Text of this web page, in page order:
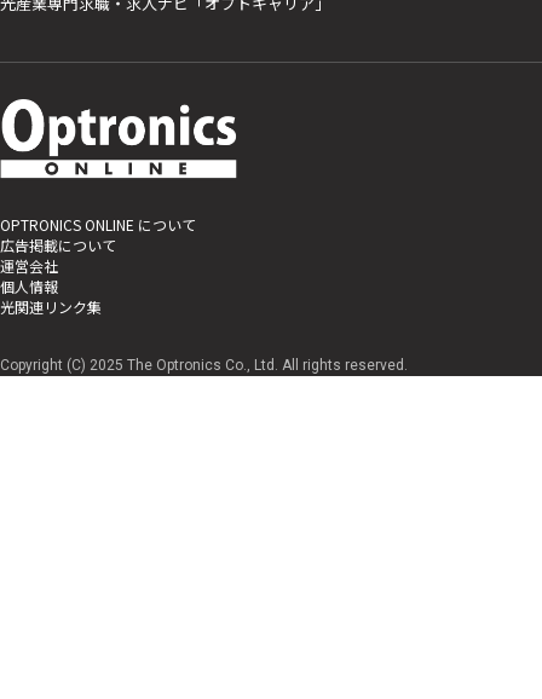
OPTRONICS ONLINE について
広告掲載について
運営会社
個人情報
光関連リンク集
Copyright (C) 2025 The Optronics Co., Ltd. All rights reserved.